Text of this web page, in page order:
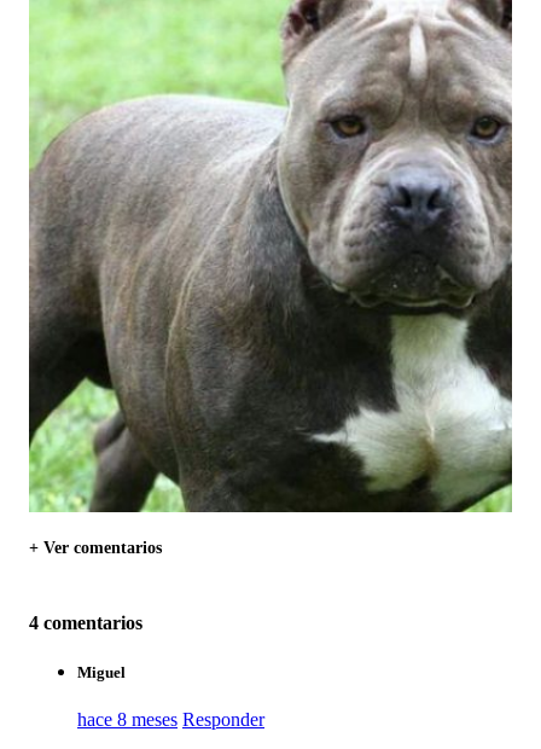
+ Ver comentarios
4 comentarios
Miguel
hace 8 meses Responder